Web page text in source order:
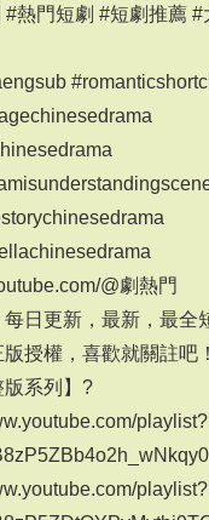
#熱門短劇 #短劇推薦
@劇熱門
日更新，最新，最全
授權，喜歡就關註吧！
版系列】?
playlist?
playlist?